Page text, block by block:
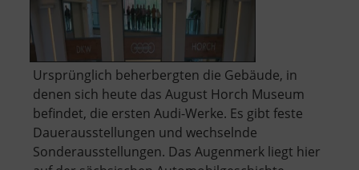
Ursprünglich beherbergten die Gebäude, in
denen sich heute das August Horch Museum
befindet, die ersten Audi-Werke. Es gibt feste
Dauerausstellungen und wechselnde
Sonderausstellungen. Das Augenmerk liegt hier